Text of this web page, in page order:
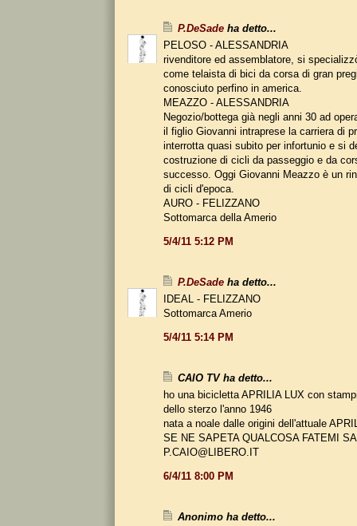
P.DeSade ha detto...
PELOSO - ALESSANDRIA
rivenditore ed assemblatore, si
come telaista di bici da corsa di gran
conosciuto perfino in america.
MEAZZO - ALESSANDRIA
Negozio/bottega già negli anni 30 ad
il figlio Giovanni intraprese la carriera di
interrotta quasi subito per infortunio e si
costruzione di cicli da passeggio e da
successo. Oggi Giovanni Meazzo è un
di cicli d'epoca.
AURO - FELIZZANO
Sottomarca della Amerio
5/4/11 5:12 PM
P.DeSade ha detto...
IDEAL - FELIZZANO
Sottomarca Amerio
5/4/11 5:14 PM
CAIO TV ha detto...
ho una bicicletta APRILIA LUX con
dello sterzo l'anno 1946
nata a noale dalle origini dell'attuale
SE NE SAPETA QUALCOSA FATEMI
P.CAIO@LIBERO.IT
6/4/11 8:00 PM
Anonimo ha detto...